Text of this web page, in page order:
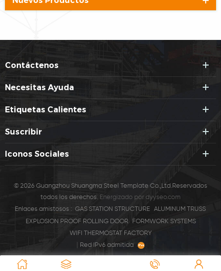
Contáctenos
Necesitas Ayuda
Etiquetas Calientes
Suscribir
Iconos Sociales
© 2026 Guangzhou Shuangma Steel Template Co.,Ltd.Reservados
todos los derechos. Energizado por dyyseo.com
Enlaces amistosos : GAS STATION STRUCTURE
ALUMINUM TRUSS
EXPLOSION PROOF ROLLING DOOR
FORMWORK SYSTEMS
WIFI THERMOSTAT FACTORY
Red IPv6 admitida